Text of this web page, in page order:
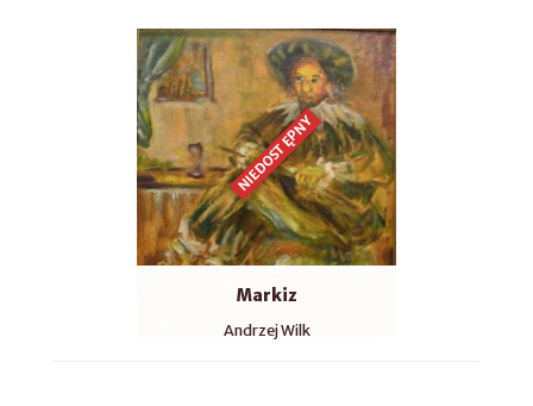
Markiz
Andrzej Wilk
NIEDOSTĘPNY